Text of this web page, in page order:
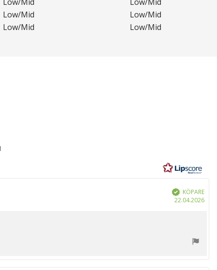
Low/Mid
Low/Mid
Low/Mid Low/Mid
Bekräftad
KÖPARE
22.04.2026